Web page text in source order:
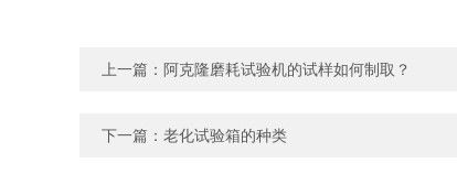
上一篇： 阿克隆磨耗试验机的试样如何制取？
下一篇： 老化试验箱的种类